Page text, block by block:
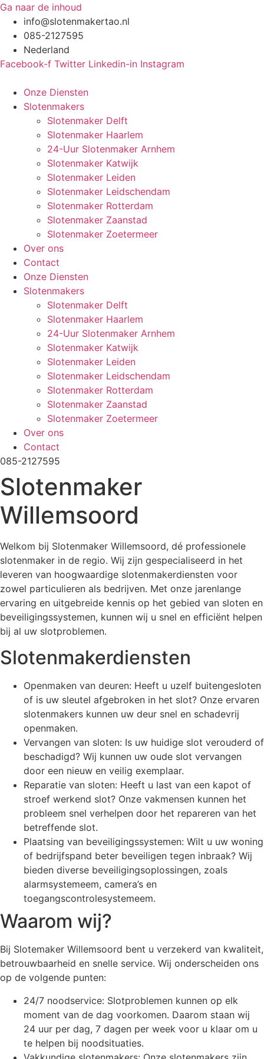
Ga naar de inhoud
info@slotenmakertao.nl
085-2127595
Nederland
Facebook-f Twitter Linkedin-in Instagram
Onze Diensten
Slotenmakers
Slotenmaker Delft
Slotenmaker Haarlem
24-Uur Slotenmaker Arnhem
Slotenmaker Katwijk
Slotenmaker Leiden
Slotenmaker Leidschendam
Slotenmaker Rotterdam
Slotenmaker Zaanstad
Slotenmaker Zoetermeer
Over ons
Contact
Onze Diensten
Slotenmakers
Slotenmaker Delft
Slotenmaker Haarlem
24-Uur Slotenmaker Arnhem
Slotenmaker Katwijk
Slotenmaker Leiden
Slotenmaker Leidschendam
Slotenmaker Rotterdam
Slotenmaker Zaanstad
Slotenmaker Zoetermeer
Over ons
Contact
085-2127595
Slotenmaker
Willemsoord
Welkom bij Slotenmaker Willemsoord, dé professionele
slotenmaker in de regio. Wij zijn gespecialiseerd in het
leveren van hoogwaardige slotenmakerdiensten voor
zowel particulieren als bedrijven. Met onze jarenlange
ervaring en uitgebreide kennis op het gebied van sloten en
beveiligingssystemen, kunnen wij u snel en efficiënt helpen
bij al uw slotproblemen.
Slotenmakerdiensten
Openmaken van deuren: Heeft u uzelf buitengesloten
of is uw sleutel afgebroken in het slot? Onze ervaren
slotenmakers kunnen uw deur snel en schadevrij
openmaken.
Vervangen van sloten: Is uw huidige slot verouderd of
beschadigd? Wij kunnen uw oude slot vervangen
door een nieuw en veilig exemplaar.
Reparatie van sloten: Heeft u last van een kapot of
stroef werkend slot? Onze vakmensen kunnen het
probleem snel verhelpen door het repareren van het
betreffende slot.
Plaatsing van beveiligingssystemen: Wilt u uw woning
of bedrijfspand beter beveiligen tegen inbraak? Wij
bieden diverse beveiligingsoplossingen, zoals
alarmsystemeem, camera’s en
toegangscontrolesystemeem.
Waarom wij?
Bij Slotemaker Willemsoord bent u verzekerd van kwaliteit,
betrouwbaarheid en snelle service. Wij onderscheiden ons
op de volgende punten:
24/7 noodservice: Slotproblemen kunnen op elk
moment van de dag voorkomen. Daarom staan wij
24 uur per dag, 7 dagen per week voor u klaar om u
te helpen bij noodsituaties.